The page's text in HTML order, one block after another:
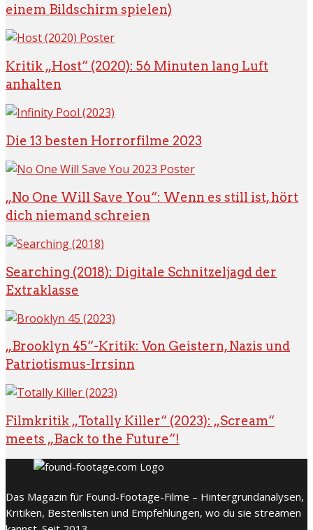
einem Bildschirm spielen)
Kritik „Host“ (2020): 56 Minuten lang Luft
anhalten
Die 13 besten Horrorfilme 2023
„No One Will Save You“: Wenn es still ist, hört
dich niemand schreien
Searching (2018): Digitale Schnitzeljagd der
Extraklasse
„Brooklyn 45“-Kritik: Von Geistern, Nazis und
Patriotismus-Irrsinn
Filmkritik „Totally Killer“ (2023): „Scream“
meets „Back to the Future“!
Das Magazin für Found-Footage-Filme – Hintergrundanalysen,
Kritiken, Bestenlisten und Empfehlungen, wo du sie streamen